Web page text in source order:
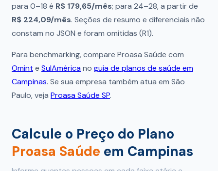
para 0–18 é R$ 179,65/mês; para 24–28, a partir de
R$ 224,09/mês. Seções de resumo e diferenciais não
constam no JSON e foram omitidas (R1).
Para benchmarking, compare Proasa Saúde com
Omint e SulAméricano guia de planos de saúde em
Campinas. Se sua empresa também atua em São
Paulo, veja Proasa Saúde SP.
Calcule o Preço do Plano
Proasa Saúde em Campinas